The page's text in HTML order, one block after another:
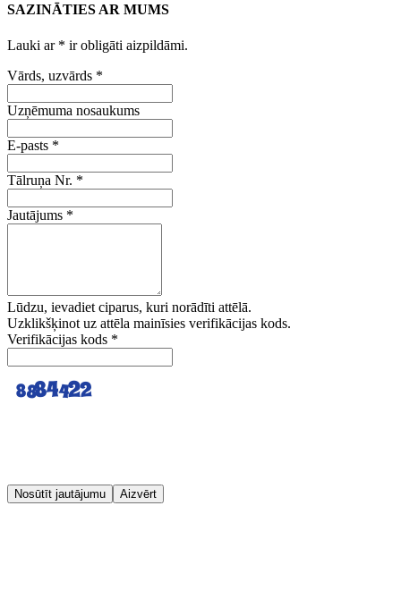
SAZINĀTIES AR MUMS
Lauki ar * ir obligāti aizpildāmi.
Vārds, uzvārds *
Uzņēmuma nosaukums
E-pasts *
Tālruņa Nr. *
Jautājums *
Lūdzu, ievadiet ciparus, kuri norādīti attēlā.
Uzklikšķinot uz attēla mainīsies verifikācijas kods.
Verifikācijas kods *
Nosūtīt jautājumu Aizvērt